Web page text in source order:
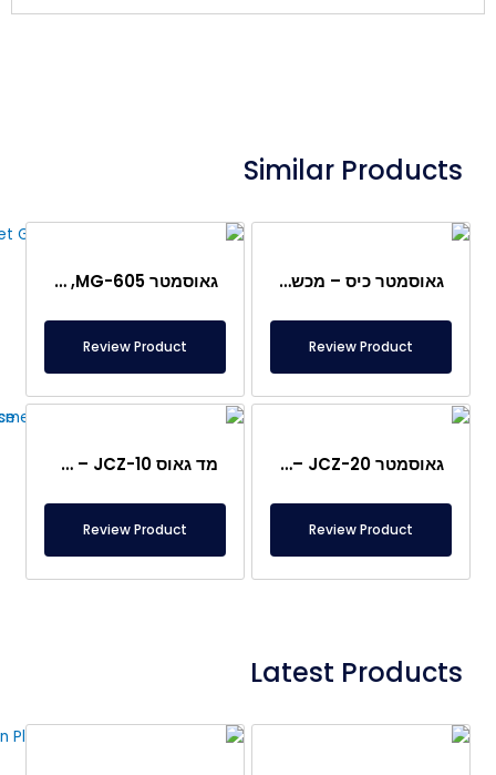
Similar Products
גאוסמטר כיס – מכשיר למדידת שדות מגנטיים
Review Product
גאוסמטר MG-605, מכשיר למדידת מגנט
Review Product
גאוסמטר JCZ-20 – מכשיר למדידת מגנטיות שיורית
Review Product
מד גאוס JCZ-10 – התקן למדידת שדה מגנטי
Review Product
Latest Products